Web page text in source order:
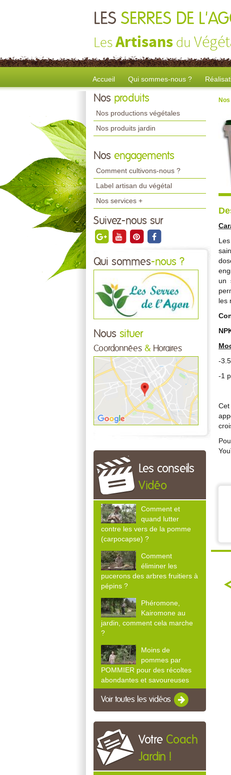
LES SERRES DE
LesArtisans du
Accueil Qui sommes-nous ?
Nos produits
Nos productions végétales
Nos produits jardin
Nos engagements
Comment cultivons-nous ?
Label artisan du végétal
Nos services +
Suivez-nous sur
Qui sommes-nous ?
Nous situer
Coordonnées & Horaires
Les conseils
Vidéo
Comment et
quand lutter
contre les vers de la pomme
(carpocapse) ?
Comment
éliminer les
pucerons des arbres fruitiers à
pépins ?
Phéromone,
Kairomone au
jardin, comment cela marche
?
Moins de
pommes par
POMMIER pour des récoltes
abondantes et savoureuses
Voir toutes les vidéos
Votre Coach
Jardin !
un
les
-
-1